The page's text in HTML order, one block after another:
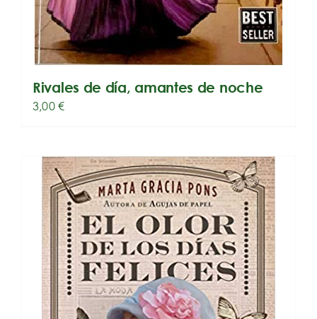
Rivales de día, amantes de noche
3,00€